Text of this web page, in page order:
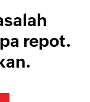
repot.